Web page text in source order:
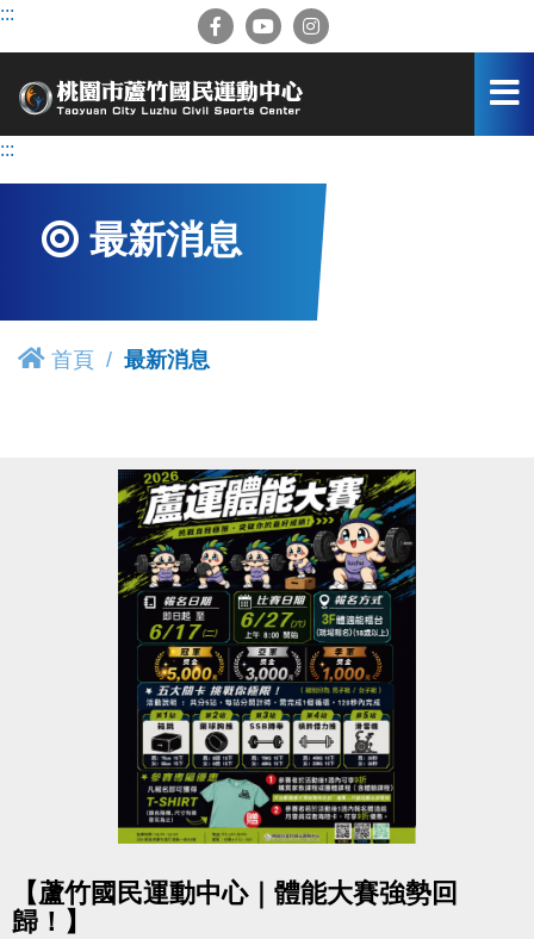
跳
容
:::
:::
最新消息
首頁 最新消息
【蘆竹國民運動中心｜體能大賽強勢回
歸！】